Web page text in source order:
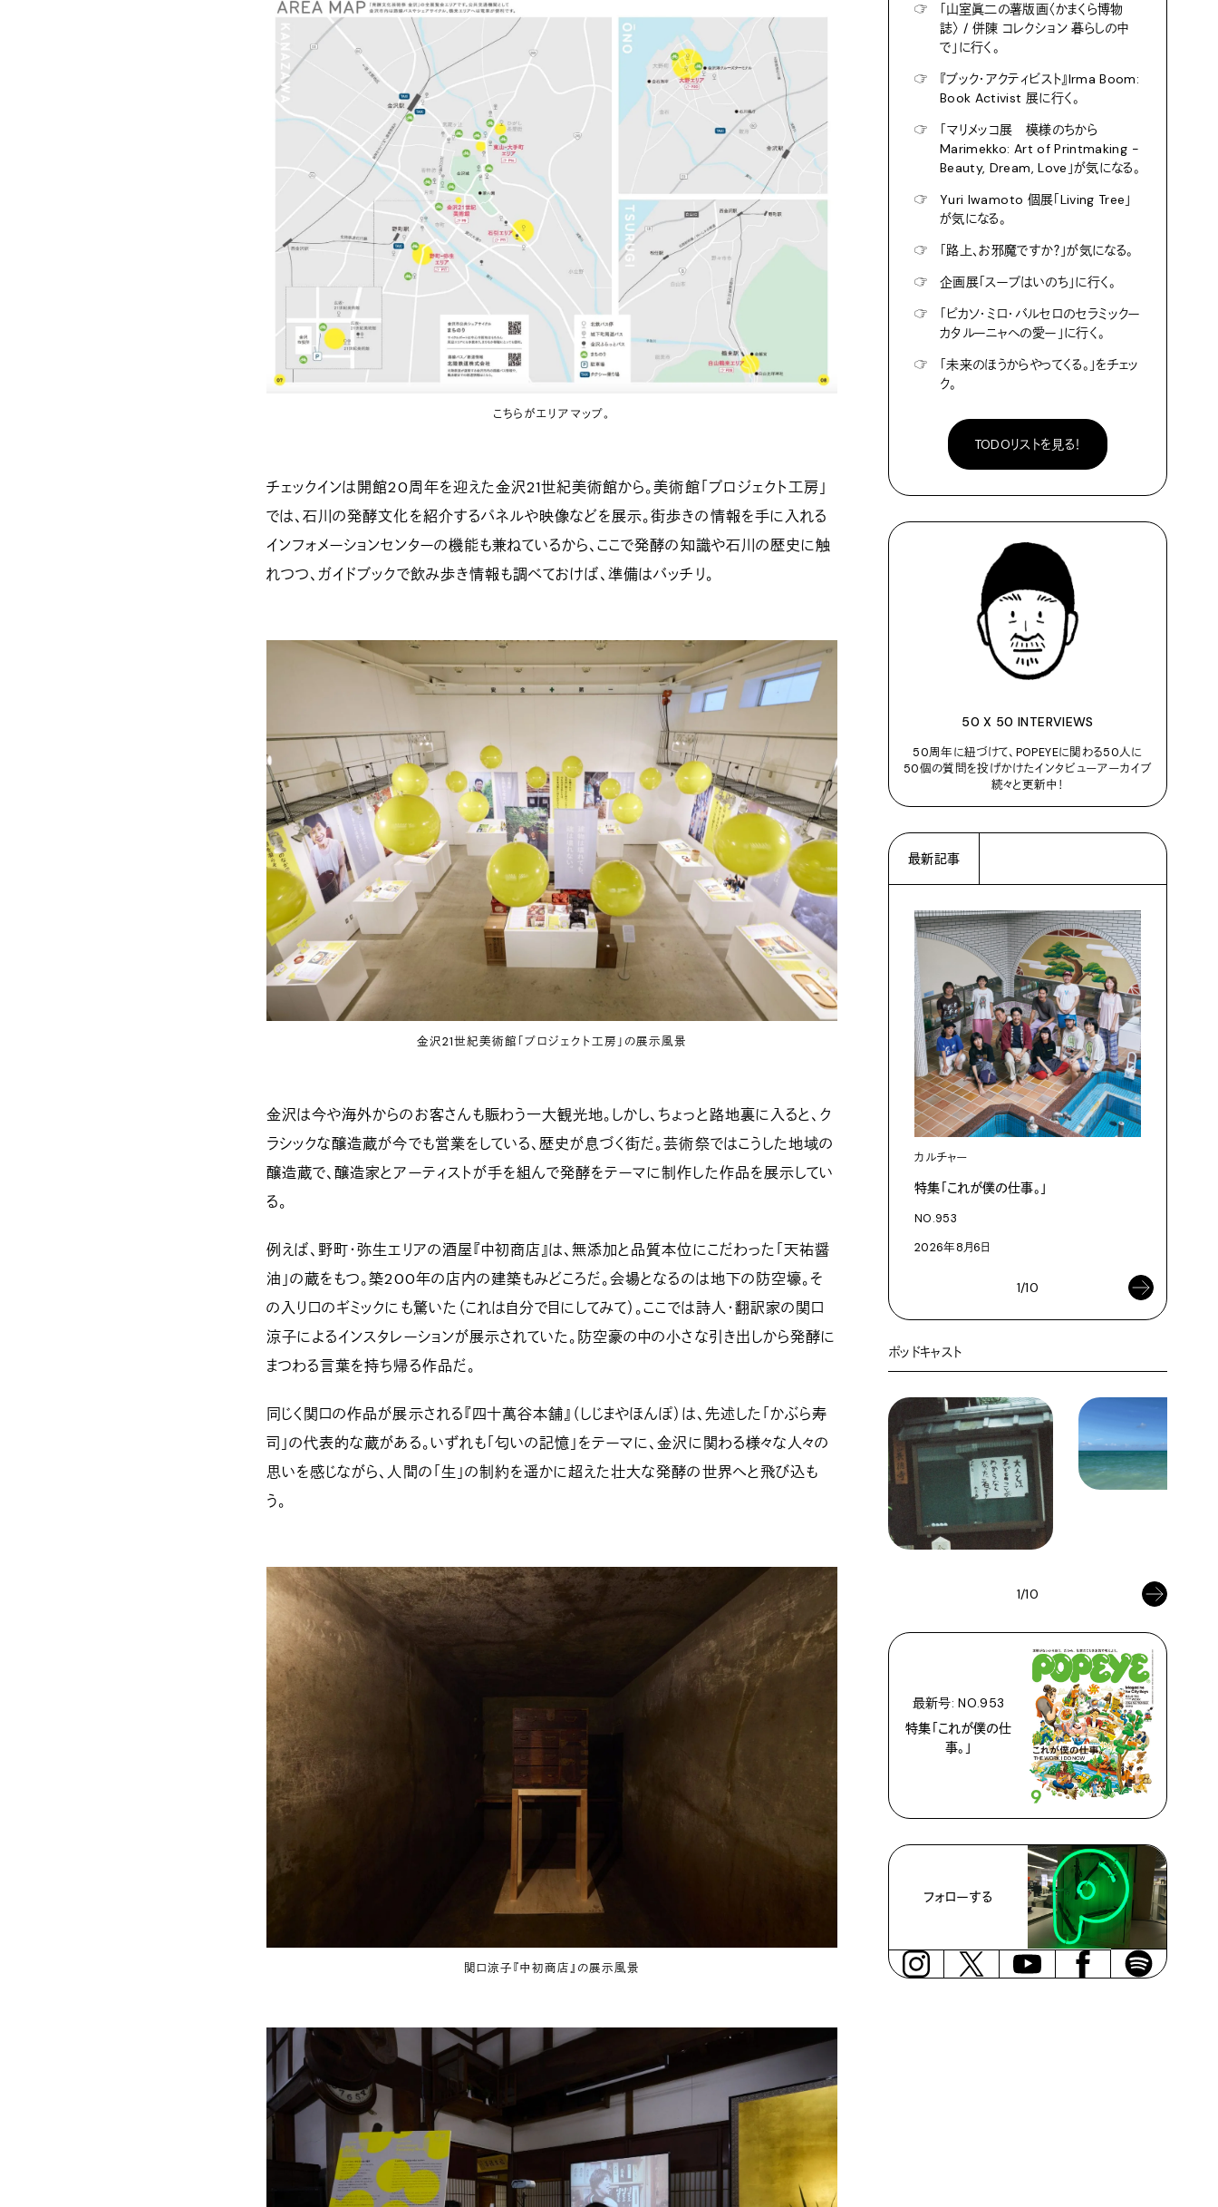
こちらがエリアマップ。
チェックインは開館20周年を迎えた金沢21世紀美術館から。美術館「プロジェクト工房」
では、石川の発酵文化を紹介するパネルや映像などを展示。街歩きの情報を手に入れる
インフォメーションセンターの機能も兼ねているから、ここで発酵の知識や石川の歴史に触
れつつ、ガイドブックで飲み歩き情報も調べておけば、準備はバッチリ。
金沢21世紀美術館「プロジェクト工房」の展示風景
金沢は今や海外からのお客さんも賑わう一大観光地。しかし、ちょっと路地裏に入ると、ク
ラシックな醸造蔵が今でも営業をしている、歴史が息づく街だ。芸術祭ではこうした地域の
醸造蔵で、醸造家とアーティストが手を組んで発酵をテーマに制作した作品を展示してい
る。
例えば、野町・弥生エリアの酒屋『中初商店』は、無添加と品質本位にこだわった「天祐醤
油」の蔵をもつ。築200年の店内の建築もみどころだ。会場となるのは地下の防空壕。そ
の入り口のギミックにも驚いた（これは自分で目にしてみて）。ここでは詩人・翻訳家の関口
涼子によるインスタレーションが展示されていた。防空豪の中の小さな引き出しから発酵に
まつわる言葉を持ち帰る作品だ。
同じく関口の作品が展示される『四十萬谷本舗』（しじまやほんぽ）は、先述した「かぶら寿
司」の代表的な蔵がある。いずれも「匂いの記憶」をテーマに、金沢に関わる様々な人々の
思いを感じながら、人間の「生」の制約を遥かに超えた壮大な発酵の世界へと飛び込も
う。
関口涼子『中初商店』の展示風景
☞
「山室眞二の薯版画〈かまくら博物
誌〉 / 併陳 コレクション 暮らしの中
で」に行く。
☞
『ブック・アクティビスト』Irma Boom:
Book Activist 展に行く。
☞
「マリメッコ展 模様のちから
Marimekko: Art of Printmaking -
Beauty, Dream, Love」が気になる。
☞
Yuri Iwamoto 個展「Living Tree」
が気になる。
☞
「路上、お邪魔ですか？」が気になる。
☞
企画展「スープはいのち」に行く。
☞
「ピカソ・ミロ・バルセロのセラミックー
カタルーニャへの愛ー」に行く。
☞
「未来のほうからやってくる。」をチェッ
ク。
TODOリストを見る！
50 X 50 INTERVIEWS
50周年に紐づけて、POPEYEに関わる50人に
50個の質問を投げかけたインタビューアーカイブ
続々と更新中！
最新記事
カルチャー
特集「これが僕の仕事。」
NO.953
2026年8月6日
1/10
ポッドキャスト
1/10
最新号: NO.953
特集「これが僕の仕
事。」
フォローする